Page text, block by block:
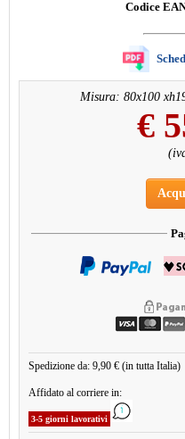
Codice
Misura: 80x100
€
Spedizione da: 9,90 € (in tutta Italia)
Affidato al corriere in:
3-5 giorni lavorativi